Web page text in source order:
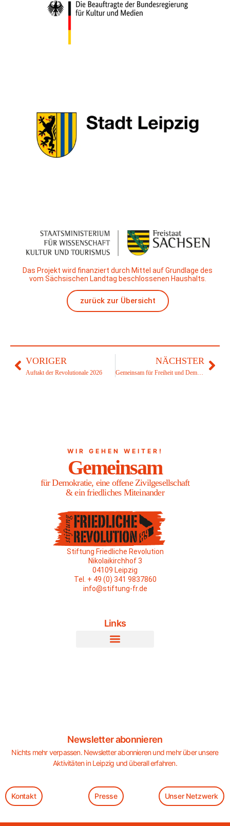
Das Projekt wird finanziert durch Mittel auf Grundlage des
vom Sächsischen Landtag beschlossenen Haushalts.
zurück zur Übersicht
VORIGER
Auftakt der Revolutionale 2026
NÄCHSTER
Gemeinsam für Freiheit und Demokratie: Unterstützen Sie unsere Arbeit!
WIR GEHEN WEITER!
Gemeinsam
für Demokratie, eine offene Zivilgesellschaft
& ein friedliches Miteinander
Stiftung Friedliche Revolution
Nikolaikirchhof 3
04109 Leipzig
Tel. + 49 (0) 341 9837860
info@stiftung-fr.de
Links
Newsletter abonnieren
Nichts mehr verpassen. Newsletter abonnieren und mehr über unsere
Aktivitäten in Leipzig und überall erfahren.
Kontakt Presse Unser Netzwerk